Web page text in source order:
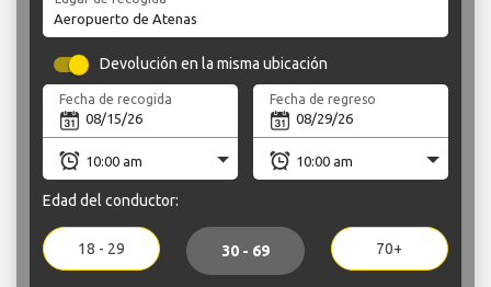
Devolución en la misma ubicación
Fecha de recogida Fecha de regreso
Edad del conductor:
18 - 29 30 - 69 70+